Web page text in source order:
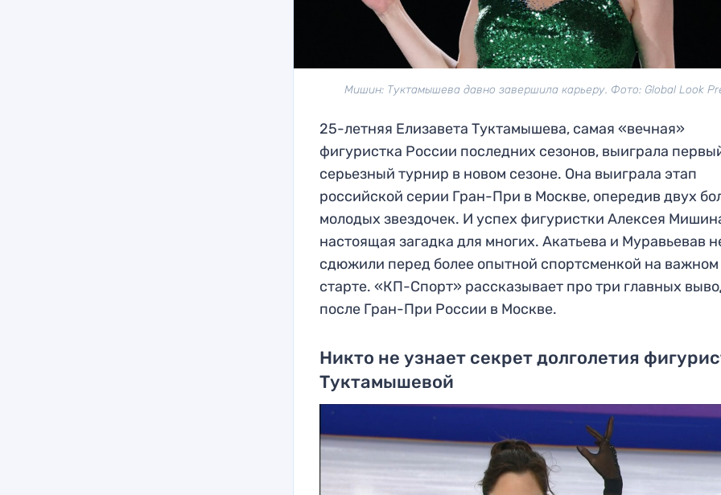
Мишин: Туктамышева давно завершила карьеру. Фото: Global Look
25-летняя Елизавета Туктамышева, самая «вечная»
фигуристка России последних сезонов, выиграла
серьезный турнир в новом сезоне. Она выиграла этап
российской серии Гран-При в Москве, опередив двух
молодых звездочек. И успех фигуристки Алексея
настоящая загадка для многих. Акатьева и Муравьевав
сдюжили перед более опытной спортсменкой на важном
старте. «КП-Спорт» рассказывает про три главных
после Гран-При России в Москве.
Никто не узнает секрет долголетия
Туктамышевой